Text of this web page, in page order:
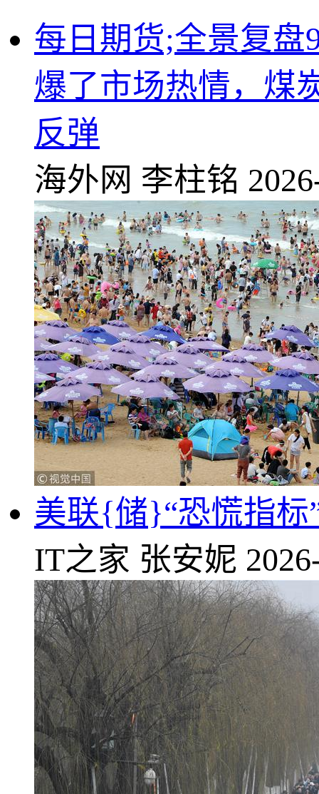
每日期货;全景复盘
爆了市场热情，煤
反弹
海外网 李柱铭
美联{储}“恐慌指标
IT之家 张安妮